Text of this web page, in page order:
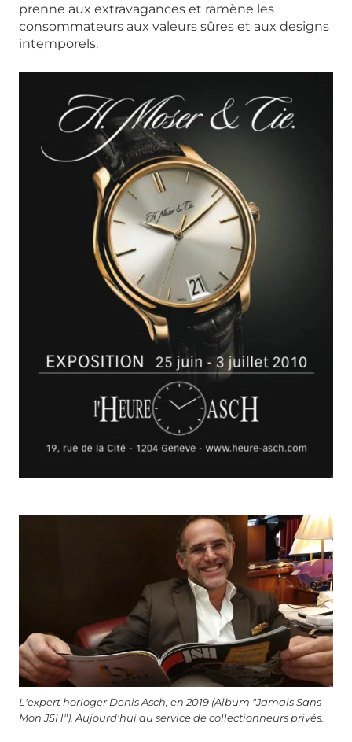
prenne aux extravagances et ramène les
consommateurs aux valeurs sûres et aux designs
intemporels.
L'expert horloger Denis Asch, en 2019 (Album "Jamais Sans
Mon JSH"). Aujourd'hui au service de collectionneurs privés.